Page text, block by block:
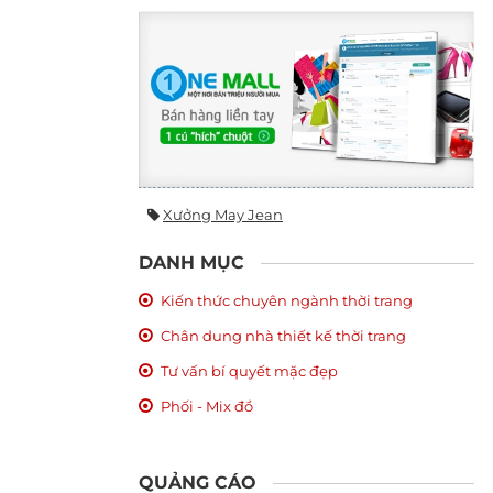
Xưởng May Jean
DANH MỤC
Kiến thức chuyên ngành thời trang
Chân dung nhà thiết kế thời trang
Tư vấn bí quyết mặc đẹp
Phối - Mix đồ
QUẢNG CÁO